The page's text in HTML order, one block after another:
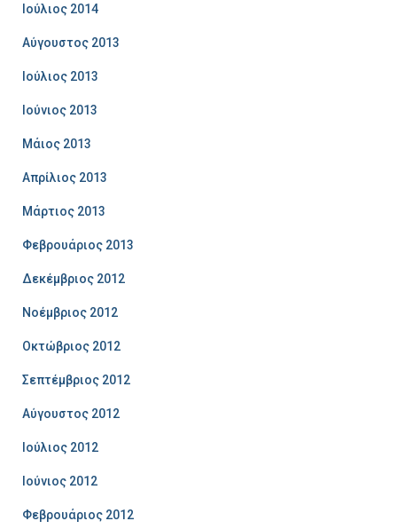
Ιούλιος 2014
Αύγουστος 2013
Ιούλιος 2013
Ιούνιος 2013
Μάιος 2013
Απρίλιος 2013
Μάρτιος 2013
Φεβρουάριος 2013
Δεκέμβριος 2012
Νοέμβριος 2012
Οκτώβριος 2012
Σεπτέμβριος 2012
Αύγουστος 2012
Ιούλιος 2012
Ιούνιος 2012
Φεβρουάριος 2012